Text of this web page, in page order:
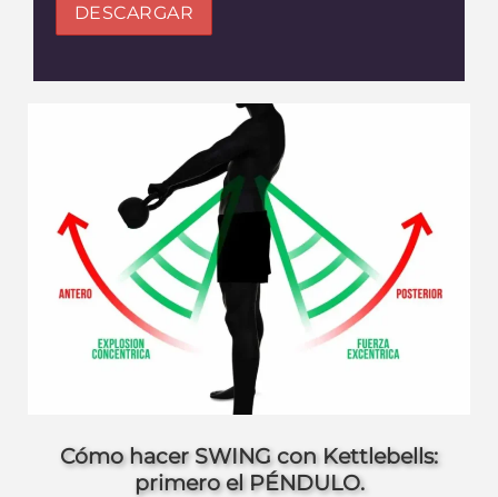
Cómo hacer SWING con Kettlebells:
primero el PÉNDULO.